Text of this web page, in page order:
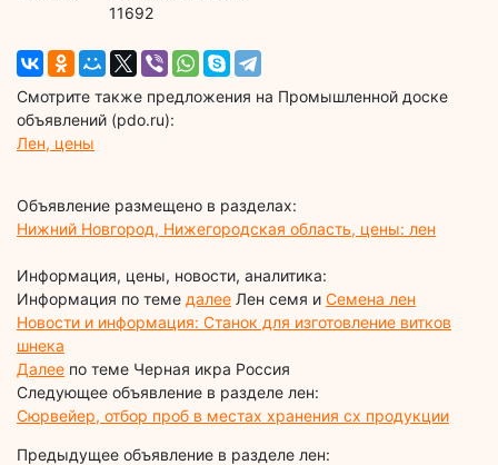
11692
Смотрите также предложения на Промышленной доске
объявлений (pdo.ru):
Лен, цены
Объявление размещено в разделах:
Нижний Новгород, Нижегородская область, цены: лен
Информация, цены, новости, аналитика:
Информация по теме далее Лен семя и Семена лен
Новости и информация: Станок для изготовление витков
шнека
Далее по теме Черная икра Россия
Следующее объявление в разделе лен:
Сюрвейер, отбор проб в местах хранения сх продукции
Предыдущее объявление в разделе лен: